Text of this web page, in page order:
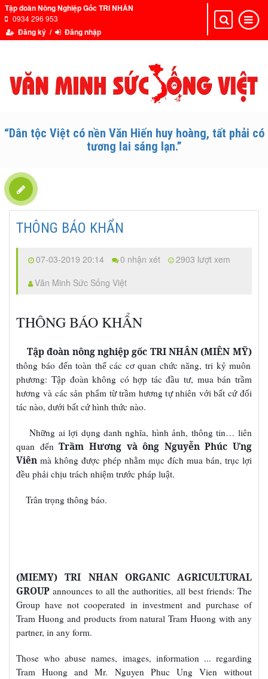
Tập đoàn Nông Nghiệp Gốc TRI NHÂN
0934 296 953
Đăng ký / Đăng nhập
Toggle
Toggle
navigation
“Dân tộc Việt có nền Văn Hiến huy hoàng, tất phải có
tương lai sáng lạn.”
THÔNG BÁO KHẨN
07-03-2019 20:14 0 nhận xét
2903 lượt xem
Văn Minh Sức Sống Việt
THÔNG BÁO KHẨN
Tập đoàn nông nghiệp gốc TRI NHÂN (MIÊN MỸ)
thông báo đến toàn thểcác cơquan chức năng, tri kỷmuôn
phương: Tập đoàn không có hợp tác đầu tư, mua bán trầm
hương và các sản phẩm từtrầm hương tựnhiên với bất cứđối
tác nào, dưới bất cứhình thức nào.
Những ai lợi dụng danh nghĩa, hìnhảnh, thông tin… liên
quan đếnTrầm Hương và ông Nguyễn Phúc Ưng
Viên mà không được phép nhằm mục đích mua bán, trục lợi
đều phải chịu trách nhiệm trước pháp luật.
Trân trọng thông báo.
(MIEMY) TRI NHAN ORGANIC AGRICULTURAL
GROUP announces to all the authorities, all best friends: The
Group have not cooperated in investment and purchase of
Tram Huong and products from natural Tram Huong with any
partner, in any form.
Those who abuse names, images, information ... regarding
Tram Huong and Mr. Nguyen Phuc Ung Vien without